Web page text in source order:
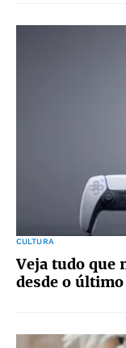
CULTURA
Veja tudo que
desde o